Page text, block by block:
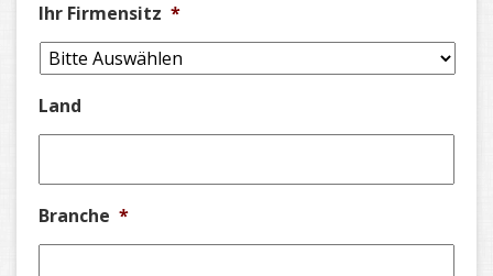
Ihr Firmensitz *
Land
Branche *